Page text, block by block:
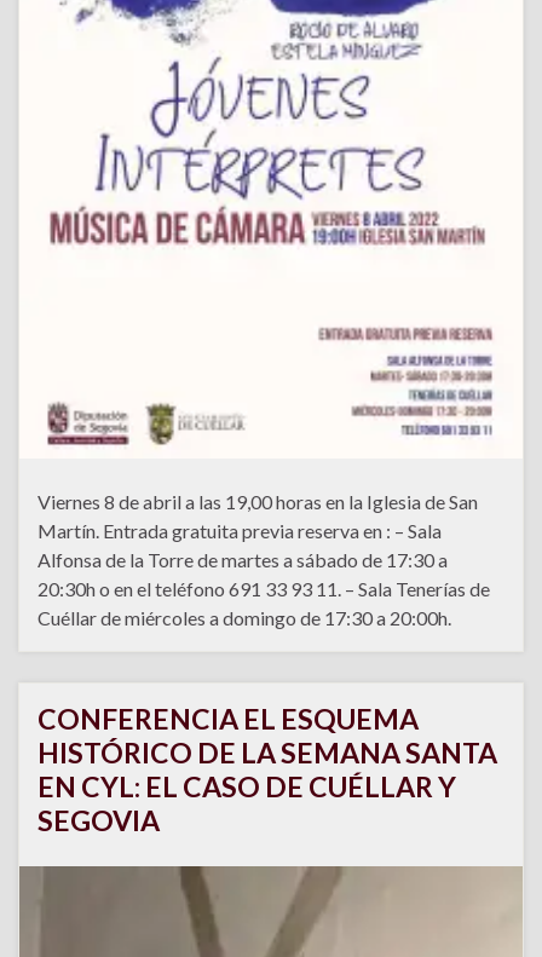
Viernes 8 de abril a las 19,00 horas en la Iglesia de San
Martín. Entrada gratuita previa reserva en : – Sala
Alfonsa de la Torre de martes a sábado de 17:30 a
20:30h o en el teléfono 691 33 93 11. – Sala Tenerías de
Cuéllar de miércoles a domingo de 17:30 a 20:00h.
CONFERENCIA EL ESQUEMA
HISTÓRICO DE LA SEMANA SANTA
EN CYL: EL CASO DE CUÉLLAR Y
SEGOVIA